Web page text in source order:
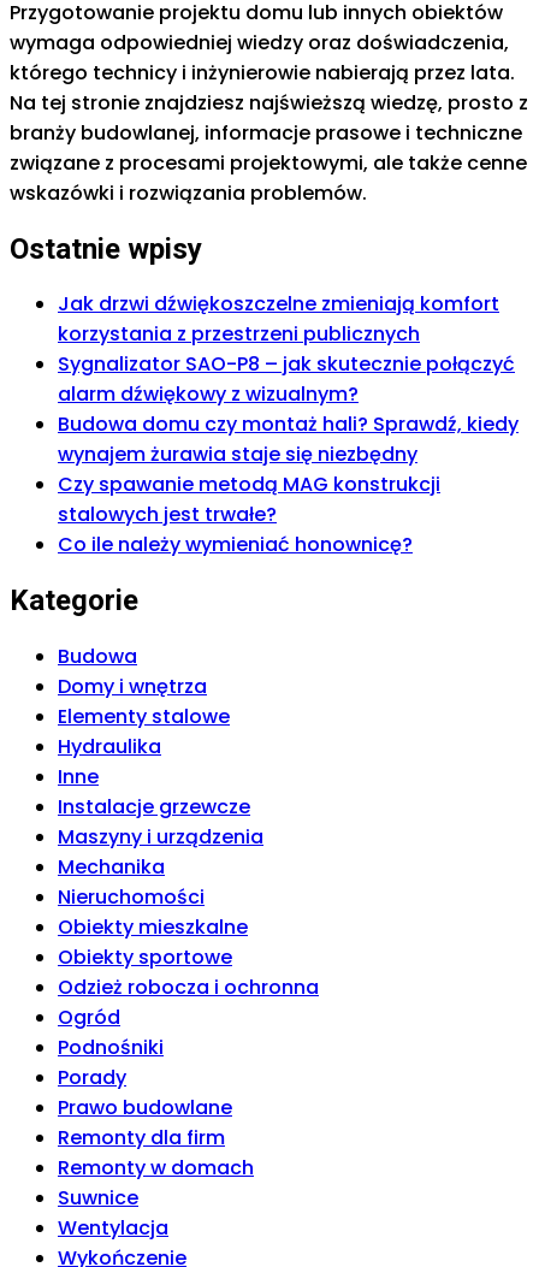
Przygotowanie projektu domu lub innych obiektów
wymaga odpowiedniej wiedzy oraz doświadczenia,
którego technicy i inżynierowie nabierają przez lata.
Na tej stronie znajdziesz najświeższą wiedzę, prosto z
branży budowlanej, informacje prasowe i techniczne
związane z procesami projektowymi, ale także cenne
wskazówki i rozwiązania problemów.
Ostatnie wpisy
Jak drzwi dźwiękoszczelne zmieniają komfort
korzystania z przestrzeni publicznych
Sygnalizator SAO-P8 – jak skutecznie połączyć
alarm dźwiękowy z wizualnym?
Budowa domu czy montaż hali? Sprawdź, kiedy
wynajem żurawia staje się niezbędny
Czy spawanie metodą MAG konstrukcji
stalowych jest trwałe?
Co ile należy wymieniać honownicę?
Kategorie
Budowa
Domy i wnętrza
Elementy stalowe
Hydraulika
Inne
Instalacje grzewcze
Maszyny i urządzenia
Mechanika
Nieruchomości
Obiekty mieszkalne
Obiekty sportowe
Odzież robocza i ochronna
Ogród
Podnośniki
Porady
Prawo budowlane
Remonty dla firm
Remonty w domach
Suwnice
Wentylacja
Wykończenie